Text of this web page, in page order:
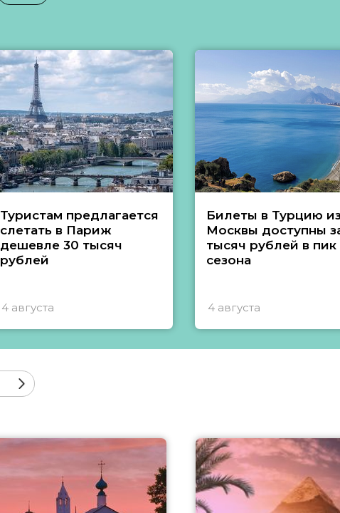
Туристам предлагается
слетать в Париж
дешевле 30 тысяч
рублей
4 августа
Билеты в Турцию из
Москвы доступны
тысяч рублей в пик
сезона
4 августа